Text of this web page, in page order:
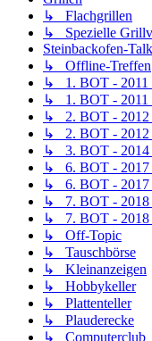
↳ Flachgrillen
↳ Spezielle
Steinbackofen-Talk
↳ Offline-Treffen
↳ 1. BOT - 2011
↳ 1. BOT - 2011
↳ 2. BOT - 2012
↳ 2. BOT - 2012
↳ 3. BOT - 2014
↳ 6. BOT - 2017
↳ 6. BOT - 2017
↳ 7. BOT - 2018
↳ 7. BOT - 2018
↳ Off-Topic
↳ Tauschbörse
↳ Kleinanzeigen
↳ Hobbykeller
↳ Plattenteller
↳ Plauderecke
↳ Computerclub